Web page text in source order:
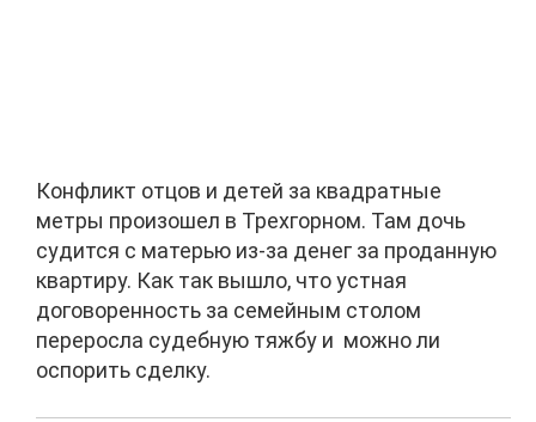
Конфликт отцов и детей за квадратные
метры произошел в Трехгорном. Там дочь
судится с матерью из-за денег за проданную
квартиру. Как так вышло, что устная
договоренность за семейным столом
переросла судебную тяжбу и можно ли
оспорить сделку.